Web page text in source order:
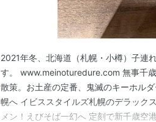
2021年冬、北海道（札幌・小樽）子連
す。 www.meinoturedure.com 無事千
散策。お土産の定番、鬼滅のキーホル
幌へ イビススタイルズ札幌のデラック
メン！えびそば一幻へ 定刻で新千歳空